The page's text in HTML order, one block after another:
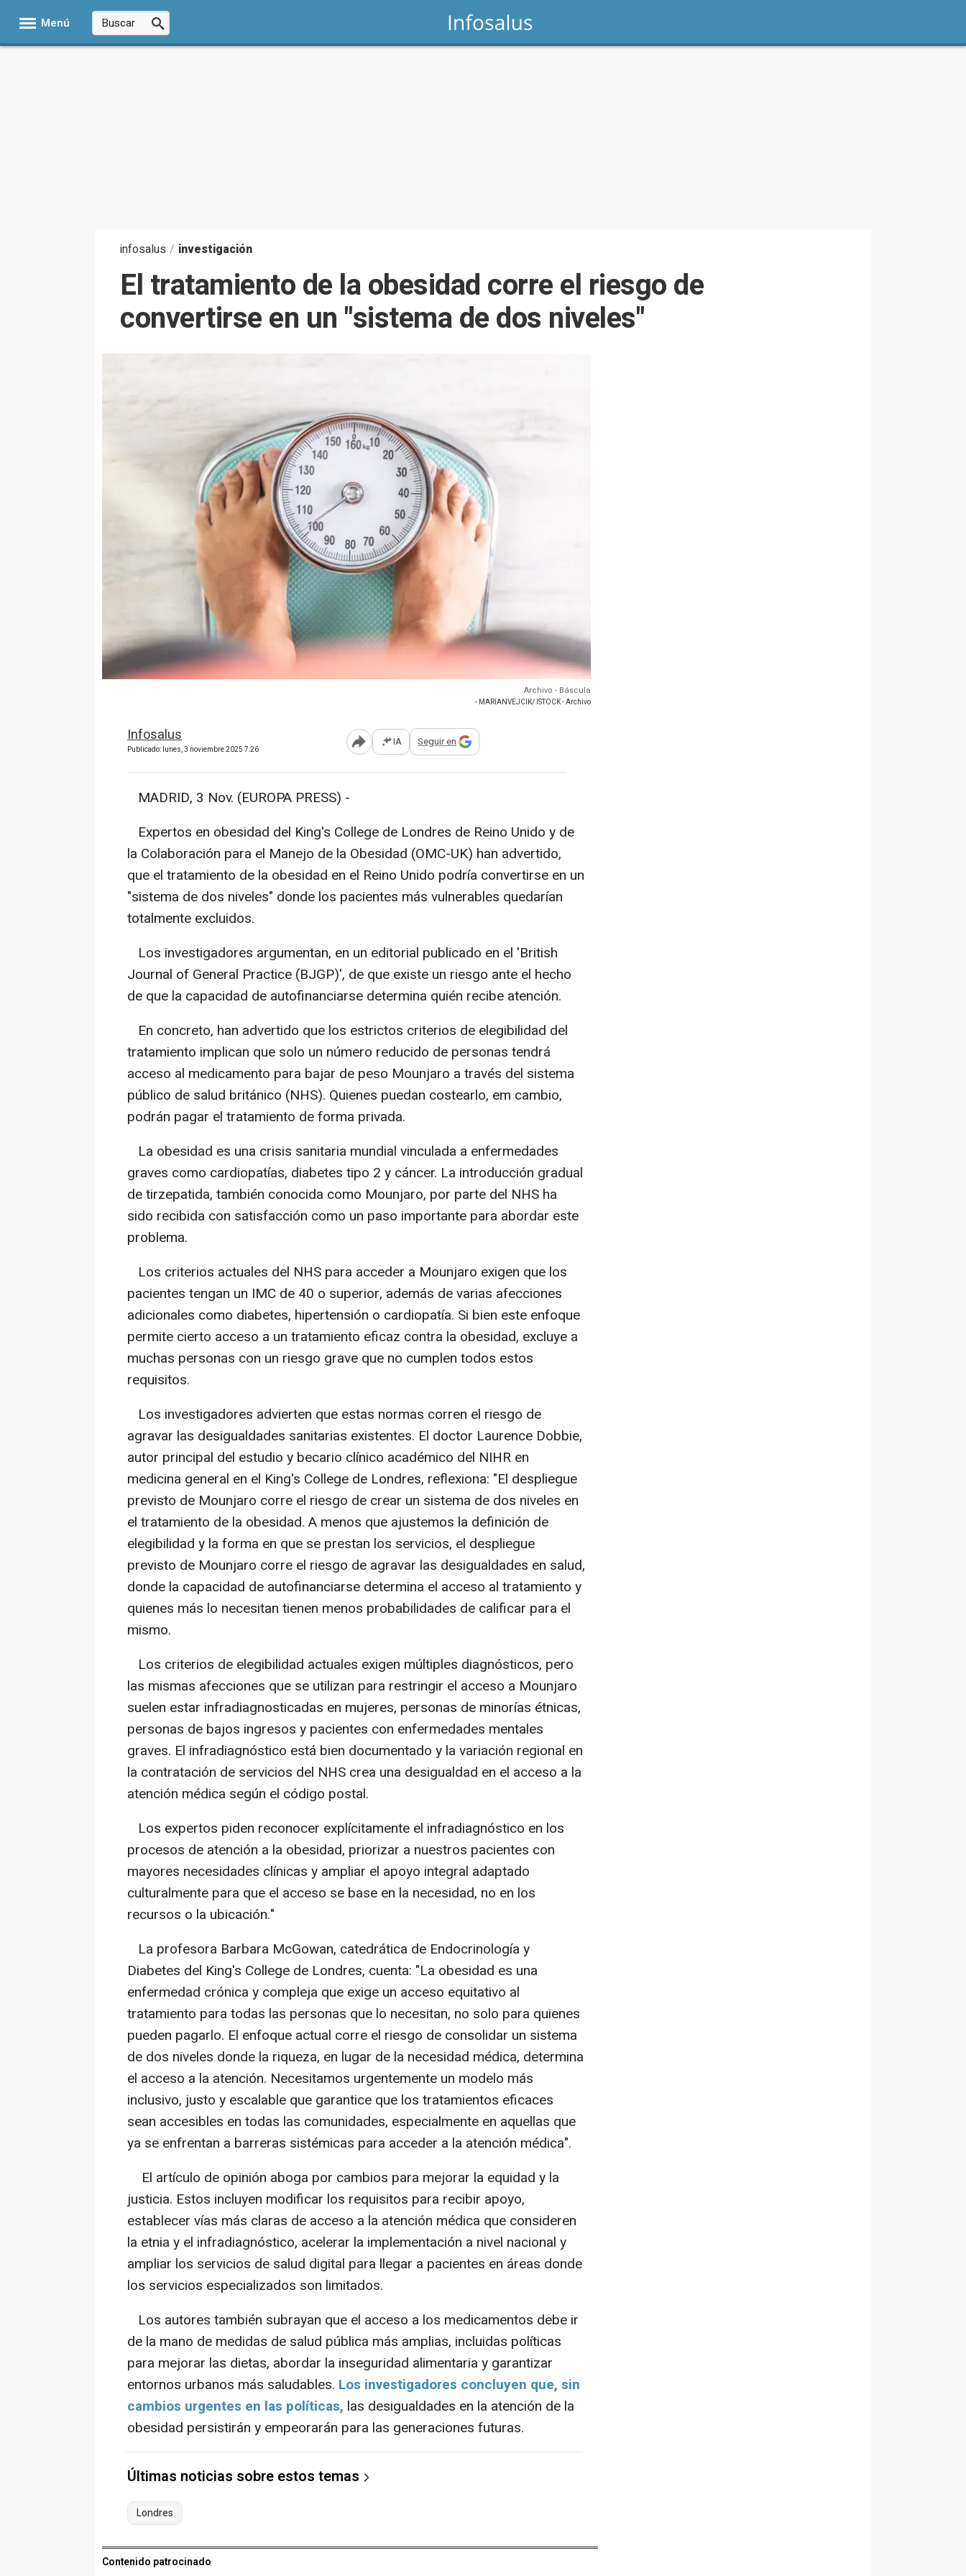
Menú
infosalus / investigación
El tratamiento de la obesidad corre el riesgo de
convertirse en un "sistema de dos niveles"
Archivo - Báscula
- MARIANVEJCIK/ ISTOCK - Archivo
Infosalus
Publicado: lunes, 3 noviembre 2025 7:26 Abrir opciones para compartir
IA Seguir en
MADRID, 3 Nov. (EUROPA PRESS) -
Expertos en obesidad del King's College de Londres de Reino Unido y de
la Colaboración para el Manejo de la Obesidad (OMC-UK) han advertido,
que el tratamiento de la obesidad en el Reino Unido podría convertirse en un
"sistema de dos niveles" donde los pacientes más vulnerables quedarían
totalmente excluidos.
Los investigadores argumentan, en un editorial publicado en el 'British
Journal of General Practice (BJGP)', de que existe un riesgo ante el hecho
de que la capacidad de autofinanciarse determina quién recibe atención.
En concreto, han advertido que los estrictos criterios de elegibilidad del
tratamiento implican que solo un número reducido de personas tendrá
acceso al medicamento para bajar de peso Mounjaro a través del sistema
público de salud británico (NHS). Quienes puedan costearlo, em cambio,
podrán pagar el tratamiento de forma privada.
La obesidad es una crisis sanitaria mundial vinculada a enfermedades
graves como cardiopatías, diabetes tipo 2 y cáncer. La introducción gradual
de tirzepatida, también conocida como Mounjaro, por parte del NHS ha
sido recibida con satisfacción como un paso importante para abordar este
problema.
Los criterios actuales del NHS para acceder a Mounjaro exigen que los
pacientes tengan un IMC de 40 o superior, además de varias afecciones
adicionales como diabetes, hipertensión o cardiopatía. Si bien este enfoque
permite cierto acceso a un tratamiento eficaz contra la obesidad, excluye a
muchas personas con un riesgo grave que no cumplen todos estos
requisitos.
Los investigadores advierten que estas normas corren el riesgo de
agravar las desigualdades sanitarias existentes. El doctor Laurence Dobbie,
autor principal del estudio y becario clínico académico del NIHR en
medicina general en el King's College de Londres, reflexiona: "El despliegue
previsto de Mounjaro corre el riesgo de crear un sistema de dos niveles en
el tratamiento de la obesidad. A menos que ajustemos la definición de
elegibilidad y la forma en que se prestan los servicios, el despliegue
previsto de Mounjaro corre el riesgo de agravar las desigualdades en salud,
donde la capacidad de autofinanciarse determina el acceso al tratamiento y
quienes más lo necesitan tienen menos probabilidades de calificar para el
mismo.
Los criterios de elegibilidad actuales exigen múltiples diagnósticos, pero
las mismas afecciones que se utilizan para restringir el acceso a Mounjaro
suelen estar infradiagnosticadas en mujeres, personas de minorías étnicas,
personas de bajos ingresos y pacientes con enfermedades mentales
graves. El infradiagnóstico está bien documentado y la variación regional en
la contratación de servicios del NHS crea una desigualdad en el acceso a la
atención médica según el código postal.
Los expertos piden reconocer explícitamente el infradiagnóstico en los
procesos de atención a la obesidad, priorizar a nuestros pacientes con
mayores necesidades clínicas y ampliar el apoyo integral adaptado
culturalmente para que el acceso se base en la necesidad, no en los
recursos o la ubicación."
La profesora Barbara McGowan, catedrática de Endocrinología y
Diabetes del King's College de Londres, cuenta: "La obesidad es una
enfermedad crónica y compleja que exige un acceso equitativo al
tratamiento para todas las personas que lo necesitan, no solo para quienes
pueden pagarlo. El enfoque actual corre el riesgo de consolidar un sistema
de dos niveles donde la riqueza, en lugar de la necesidad médica, determina
el acceso a la atención. Necesitamos urgentemente un modelo más
inclusivo, justo y escalable que garantice que los tratamientos eficaces
sean accesibles en todas las comunidades, especialmente en aquellas que
ya se enfrentan a barreras sistémicas para acceder a la atención médica".
El artículo de opinión aboga por cambios para mejorar la equidad y la
justicia. Estos incluyen modificar los requisitos para recibir apoyo,
establecer vías más claras de acceso a la atención médica que consideren
la etnia y el infradiagnóstico, acelerar la implementación a nivel nacional y
ampliar los servicios de salud digital para llegar a pacientes en áreas donde
los servicios especializados son limitados.
Los autores también subrayan que el acceso a los medicamentos debe ir
de la mano de medidas de salud pública más amplias, incluidas políticas
para mejorar las dietas, abordar la inseguridad alimentaria y garantizar
entornos urbanos más saludables. Los investigadores concluyen que, sin
cambios urgentes en las políticas, las desigualdades en la atención de la
obesidad persistirán y empeorarán para las generaciones futuras.
Últimas noticias sobre estos temas
Londres
Contenido patrocinado